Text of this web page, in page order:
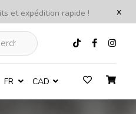
x
et expédition rapide !
FR CAD